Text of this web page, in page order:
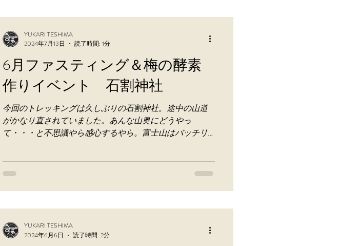
6月ファスティング＆梅の酵素
作りイベント 石割神社
今回のトレッキングは久しぶりの石割神社。途中の山道
がかなり直されていました。あんな山奥にどうやっ
て・・・と不思議やら感心するやら。富士山はバッチリ
っていたところ、道志の「た...
YUKARI TESHIMA
2024年7月13日
読了時間: 1分
YUKARI TESHIMA
2024年6月6日
読了時間: 2分